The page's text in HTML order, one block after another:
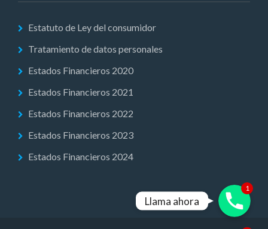
Estatuto de Ley del consumidor
Tratamiento de datos personales
Estados Financieros 2020
Estados Financieros 2021
Estados Financieros 2022
Estados Financieros 2023
Estados Financieros 2024
Phone 1
Llama ahora